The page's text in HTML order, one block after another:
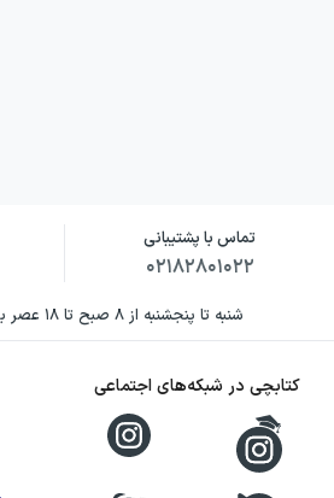
تماس با پشتیبانی
۰۲۱۸۲۸۰۱۰۲۲
شنبه تا پنجشنبه از ۸ صبح تا ۱۸ عصر بجز روزهای تعطیل
کتابچی در شبکه‌های اجتماعی